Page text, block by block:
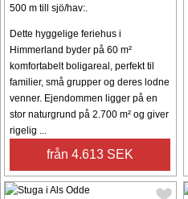
500 m till sjö/hav:.
Dette hyggelige feriehus i
Himmerland byder på 60 m²
komfortabelt boligareal, perfekt til
familier, små grupper og deres lodne
venner. Ejendommen ligger på en
stor naturgrund på 2.700 m² og giver
rigelig ...
från 4.613 SEK